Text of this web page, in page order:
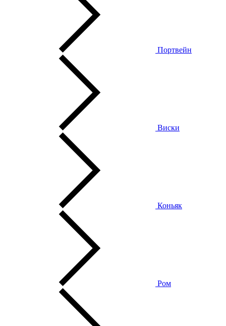
Портвейн
Виски
Коньяк
Ром